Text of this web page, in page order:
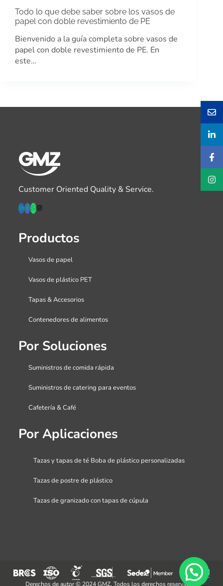
Todo lo que debe saber sobre los vasos de
papel con doble revestimiento de PE
Bienvenido a la guía completa sobre vasos de
papel con doble revestimiento de PE. En
este…
Customer Oriented Quality & Service.
Productos
Vasos de papel
Vasos de plástico PET
Tapas & Accesorios
Contenedores de alimentos
Por Soluciones
Suministros de comida rápida
Suministros de catering para eventos
Cafetería & Café
Por Aplicaciones
Tazas y tapas de té Boba de plástico personalizadas
Tazas de postre de plástico
Tazas de granizado con tapas de cúpula
Derechos de autor © 2024 GMZ. Todos los derechos reservados.